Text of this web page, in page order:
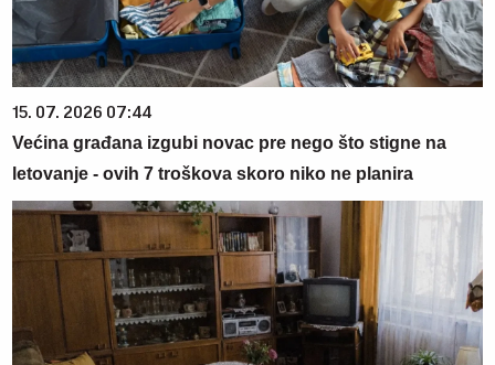
15. 07. 2026 07:44
Većina građana izgubi novac pre nego što stigne na
letovanje - ovih 7 troškova skoro niko ne planira